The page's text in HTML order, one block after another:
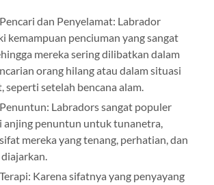
dan Penyelamat: Labrador
kemampuan penciuman yang sangat
mereka sering dilibatkan dalam
orang hilang atau dalam situasi
seperti setelah bencana alam.
Labradors sangat populer
anjing penuntun untuk tunanetra,
mereka yang tenang, perhatian, dan
Karena sifatnya yang penyayang